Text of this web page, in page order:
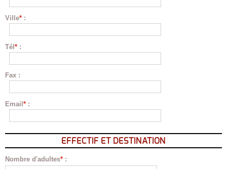
Ville* :
Tél* :
Fax :
Email * :
EFFECTIF ET DESTINATION
Nombre d'adultes* :